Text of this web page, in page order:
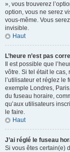
», vous trouverez
option, vous ne serez
vous-même. Vous
invisible.
Haut
L’heure n’est pas
Il est possible que
vôtre. Si tel était le
l’utilisateur et réglez
exemple Londres,
du fuseau horaire,
qu’aux utilisateurs
le faire.
Haut
J’ai réglé le fuseau
Si vous êtes certain(e)